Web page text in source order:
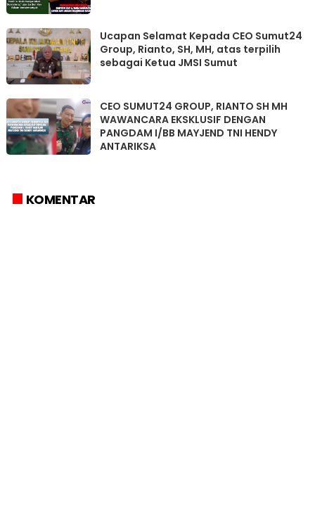
Ucapan Selamat Kepada CEO Sumut24
Group, Rianto, SH, MH, atas terpilih
sebagai Ketua JMSI Sumut
CEO SUMUT24 GROUP, RIANTO SH MH
WAWANCARA EKSKLUSIF DENGAN
PANGDAM I/BB MAYJEND TNI HENDY
ANTARIKSA
KOMENTAR